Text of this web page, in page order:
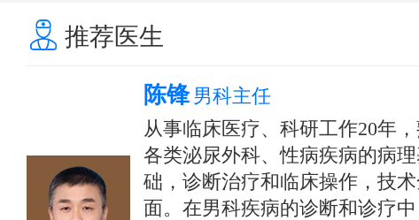
推荐医生
陈锋 男科主任
从事临床医疗、科研工作20年
各类泌尿外科、性病疾病的病
础，诊断治疗和临床操作，技
面。在男科疾病的诊断和诊疗